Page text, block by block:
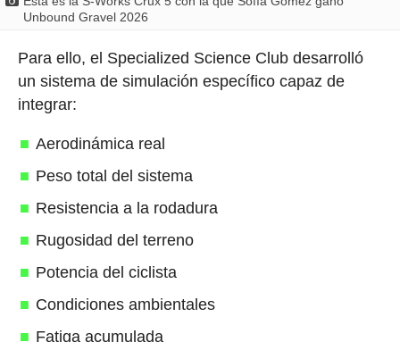
Unbound Gravel 2026
Para ello, el Specialized Science Club desarrolló
un sistema de simulación específico capaz de
integrar:
Aerodinámica real
Peso total del sistema
Resistencia a la rodadura
Rugosidad del terreno
Potencia del ciclista
Condiciones ambientales
Fatiga acumulada